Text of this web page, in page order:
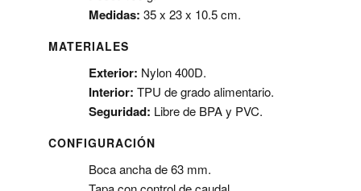
Medidas: 35 x 23 x 10.5 cm.
MATERIALES
Exterior: Nylon 400D.
Interior: TPU de grado alimentario.
Seguridad: Libre de BPA y PVC.
CONFIGURACIÓN
Boca ancha de 63 mm.